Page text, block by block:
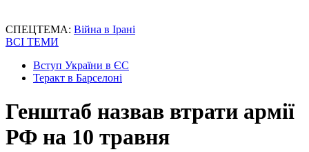
СПЕЦТЕМА: Війна в Ірані
ВСІ ТЕМИ
Вступ України в ЄС
Теракт в Барселоні
Генштаб назвав втрати армії
РФ на 10 травня